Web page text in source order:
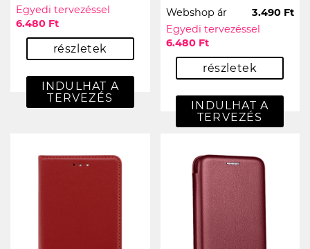
Egyedi tervezéssel
6.480 Ft
részletek
INDULHAT A
TERVEZÉS
Webshop ár
3.490 Ft
Egyedi tervezéssel
6.480 Ft
részletek
INDULHAT A
TERVEZÉS